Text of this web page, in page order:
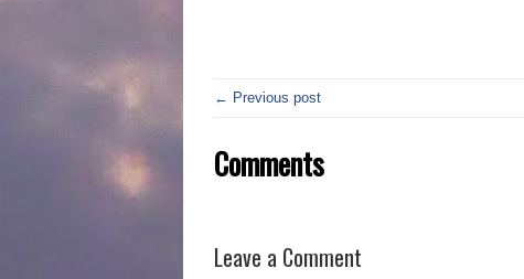
← Previous post
Comments
Leave a Comment